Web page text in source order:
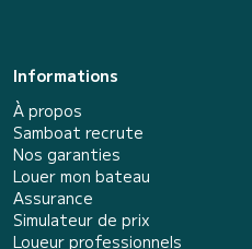
Informations
À propos
Samboat recrute
Nos garanties
Louer mon bateau
Assurance
Simulateur de prix
Loueur professionnels